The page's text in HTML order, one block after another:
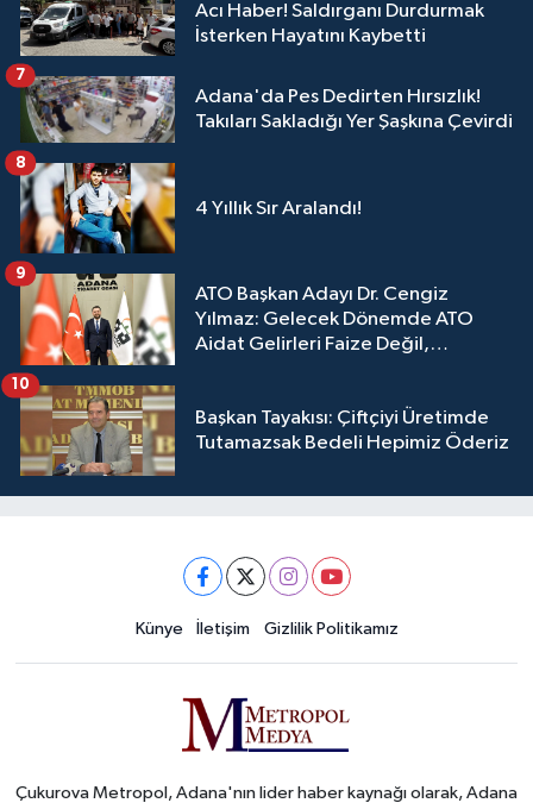
Acı Haber! Saldırganı Durdurmak
İsterken Hayatını Kaybetti
Adana'da Pes Dedirten Hırsızlık!
Takıları Sakladığı Yer Şaşkına Çevirdi
7
4 Yıllık Sır Aralandı!
8
ATO Başkan Adayı Dr. Cengiz
Yılmaz: Gelecek Dönemde ATO
Aidat Gelirleri Faize Değil,
9
Başkan Tayakısı: Çiftçiyi Üretimde
Tutamazsak Bedeli Hepimiz Öderiz
10
Künye İletişim Gizlilik Politikamız
Çukurova Metropol, Adana'nın lider haber kaynağı olarak, Adana